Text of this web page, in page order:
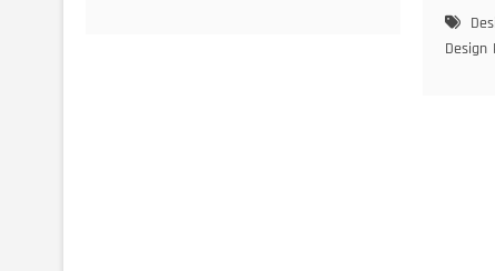
Design